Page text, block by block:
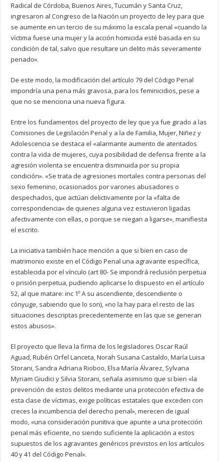
Radical de Córdoba, Buenos Aires, Tucumán y Santa Cruz,
ingresaron al Congreso de la Nación un proyecto de ley para que
se aumente en un tercio de su máximo la escala penal «cuando la
víctima fuese una mujer y la acción homicida esté basada en su
condición de tal, salvo que resultare un delito más severamente
penado».
De este modo, la modificación del artículo 79 del Código Penal
impondría una pena más gravosa, para los feminicidios, pese a
que no se menciona una nueva figura.
Entre los fundamentos del proyecto de ley que ya fue girado a las
Comisiones de Legislación Penal y a la de Familia, Mujer, Niñez y
Adolescencia se destaca el «alarmante aumento de atentados
contra la vida de mujeres, cuya posibilidad de defensa frente a la
agresión violenta se encuentra disminuida por su propia
condición». «Se trata de agresiones mortales contra personas del
sexo femenino, ocasionados por varones abusadores o
despechados, que actúan delictivamente por la «falta de
correspondencia» de quienes alguna vez estuvieron ligadas
afectivamente con ellas, o porque se niegan a ligarse», manifiesta
el escrito.
La iniciativa también hace mención a que si bien en caso de
matrimonio existe en el Código Penal una agravante específica,
establecida por el vínculo (art 80- Se impondrá reclusión perpetua
o prisión perpetua, pudiendo aplicarse lo dispuesto en el artículo
52, al que matare: inc 1º A su ascendiente, descendiente o
cónyuge, sabiendo que lo son), «no la hay para el resto de las
situaciones descriptas precedentemente en las que se generan
estos abusos».
El proyecto que lleva la firma de los legisladores Oscar Raúl
Aguad, Rubén Orfel Lanceta, Norah Susana Castaldo, María Luisa
Storani, Sandra Adriana Rioboo, Elsa María Álvarez, Sylvana
Myriam Giudici y Silvia Storani, señala asimismo que si bien «la
prevención de estos delitos mediante una protección efectiva de
esta clase de víctimas, exige políticas estatales que exceden con
creces la incumbencia del derecho penal», merecen de igual
modo, «una consideración punitiva que apunte a una protección
penal más eficiente, no siendo suficiente la aplicación a estos
supuestos de los agravantes genéricos previstos en los artículos
40 y 41 del Código Penal».